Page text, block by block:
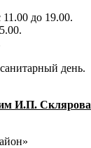
до 19.00.
день.
И.П. Склярова